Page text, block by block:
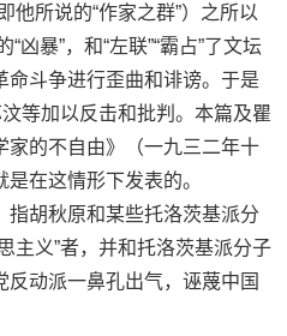
他所说的“作家之群”）之所以
“凶暴”，和“左联”“霸占”了文坛
命斗争进行歪曲和诽谤。于是
等加以反击和批判。本篇及瞿
家的不自由》（一九三二年十
在这情形下发表的。
胡秋原和某些托洛茨基派分
主义”者，并和托洛茨基派分子
动派一鼻孔出气，诬蔑中国